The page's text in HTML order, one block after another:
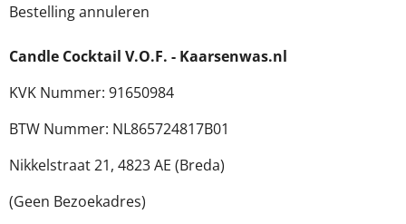
Bestelling annuleren
Candle Cocktail V.O.F. - Kaarsenwas.nl
KVK Nummer: 91650984
BTW Nummer: NL865724817B01
Nikkelstraat 21, 4823 AE (Breda)
(Geen Bezoekadres)